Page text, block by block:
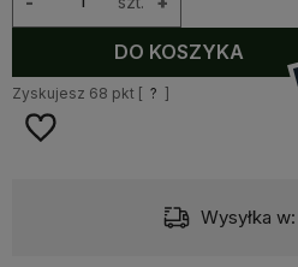
DO KOSZYKA
Zyskujesz 68 pkt [ ? ]
Wysyłka w: